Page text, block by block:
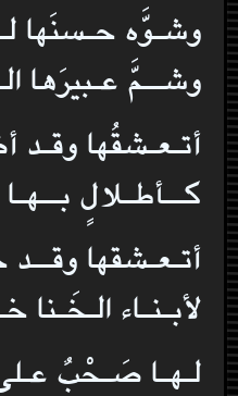
وشـوَّه حـسنَها
وشــمَّ عـبيرَها
أتـعـشقُها
كــأطـلالٍ
أتـعـشقها
لأبـنـاء الـخَـنا
لـهـا صَـحْبٌ